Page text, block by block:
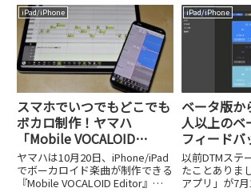
sonibleから、新たに「learn」と
名付けられたシリーズが9月に日
本上陸し、その全5製品をバンド
ルした「...
ンM-Exciter（
13,500円、8月
6,700円）をリ
iPad/iPhone
スマホでいつでもどこでも
ボカロ制作！ヤマハ
「Mobile VOCALOID
Editor」がAI対応でパワー
アップ
ヤマハは10月20日、iPhone/iPad
でボーカロイド楽曲が制作できる
『Mobile VOCALOID Editor』の
iPad/iPhone
ベータ版か
人以上のベ
フィードバ
た日本製「
リ」を試し
以前DTMステ
たことありま
アプリ」が7